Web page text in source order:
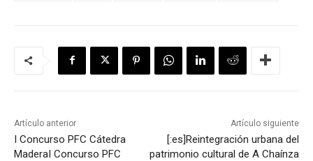
Artículo anterior
I Concurso PFC Cátedra
MaderaI Concurso PFC
Artículo siguiente
[:es]Reintegración urbana del
patrimonio cultural de A Chaínza